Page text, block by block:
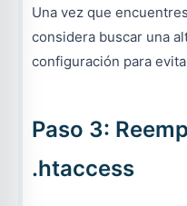
Una vez que
considera buscar una
configuración para
Paso 3:
.htaccess